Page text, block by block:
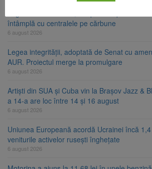
întâmplă cu centralele pe cărbune
6 august 2026
Legea integrității, adoptată de Senat cu
AUR. Proiectul merge la promulgare
6 august 2026
Artiști din SUA și Cuba vin la Brașov Jazz &
a 14-a are loc între 14 și 16 august
6 august 2026
Uniunea Europeană acordă Ucrainei încă
veniturile activelor rusești înghețate
6 august 2026